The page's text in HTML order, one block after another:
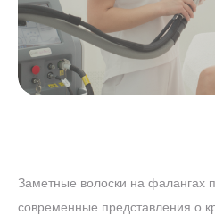
Заметные волоски на фалангах
современные представления о